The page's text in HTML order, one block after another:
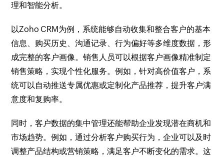
理和智能分析。
以Zoho CRM为例，系统能够自动收集和整合客户的基本
信息、购买历史、沟通记录、行为偏好等多维度数据，形
成完整的客户画像。销售人员可以根据客户画像精准制定
销售策略，实现个性化服务。例如，针对高价值客户，系
统可以自动推送专属优惠或定制化产品推荐，提升客户满
意度和复购率。
同时，客户数据的集中管理还能帮助企业发现潜在商机和
市场趋势。例如，通过分析客户购买行为，企业可以及时
调整产品结构或营销策略，满足客户不断变化的需求。这